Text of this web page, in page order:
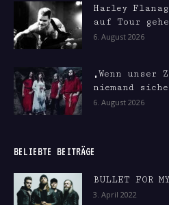
Harley
auf Tour
6. August 2026
„Wenn
niemand
6. August 2026
BELIEBTE BEITRÄGE
BULLET FOR
3. April 2022